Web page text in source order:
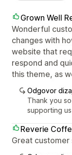
Grown Well
Wonderful
changes with
website that
respond and
this theme, as
Odgovor
Thank you
supporting us
Reverie
Great customer